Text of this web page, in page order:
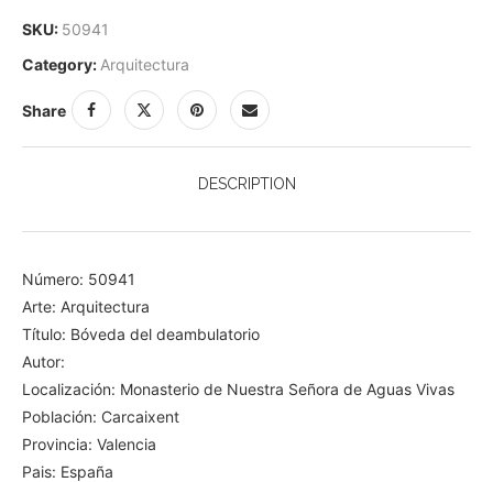
SKU: 50941
Category: Arquitectura
Share
DESCRIPTION
Número: 50941
Arte: Arquitectura
Título: Bóveda del deambulatorio
Autor:
Localización: Monasterio de Nuestra Señora de Aguas Vivas
Población: Carcaixent
Provincia: Valencia
Pais: España